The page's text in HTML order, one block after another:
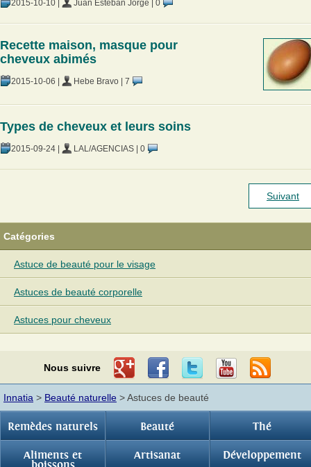
2015-10-10 Juan Esteban Jorge 0
Recette maison, masque pour
cheveux abimés
2015-10-06 Hebe Bravo 7
Types de cheveux et leurs soins
2015-09-24 LAL/AGENCIAS 0
Suivant
Catégories
Astuce de beauté pour le visage
Astuces de beauté corporelle
Astuces pour cheveux
Nous suivre
Innatia > Beauté naturelle > Astuces de beauté
Remèdes naturels Beauté Thé
Aliments et Artisanat Développement